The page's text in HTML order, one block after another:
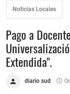
Noticias Locales
Pago a
Extendida".
diario sud